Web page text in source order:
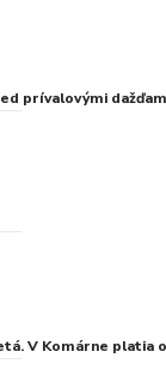
prívalovými
V Komárne platia